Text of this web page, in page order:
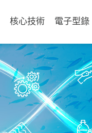
核心技術 電子型錄